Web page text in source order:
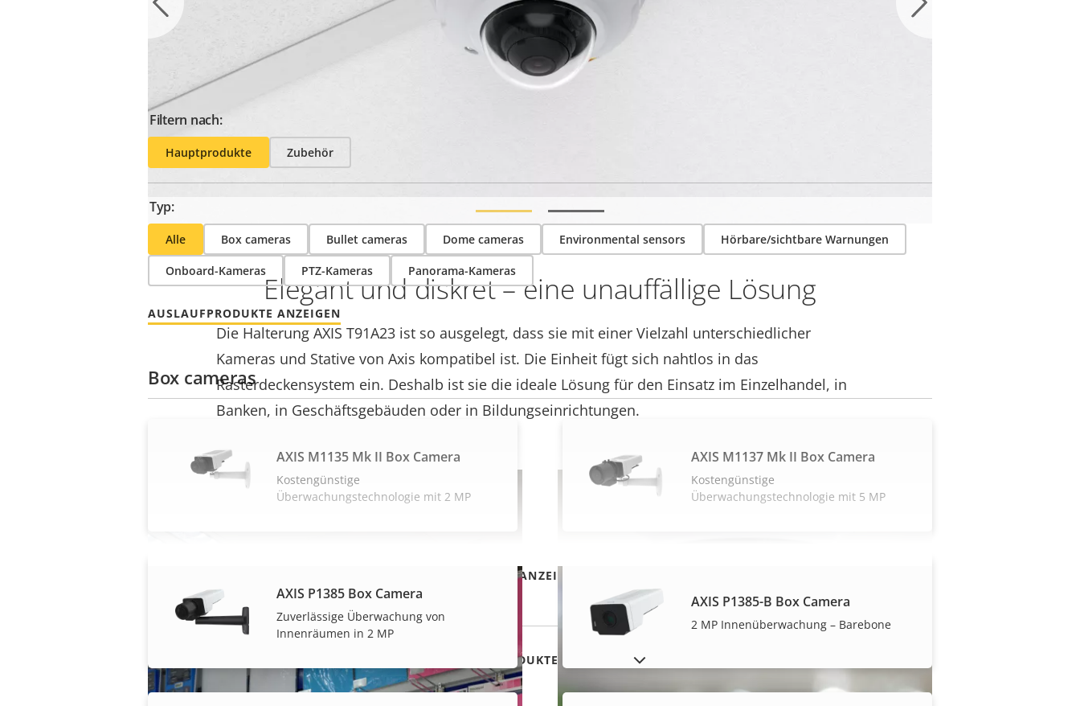
Elegant und diskret – eine unauffällige Lösung
Die Halterung AXIS T91A23 ist so ausgelegt, dass sie mit einer Vielzahl unterschiedlicher
Kameras und Stative von Axis kompatibel ist. Die Einheit fügt sich nahtlos in das
Rasterdeckensystem ein. Deshalb ist sie die ideale Lösung für den Einsatz im Einzelhandel, in
Banken, in Geschäftsgebäuden oder in Bildungseinrichtungen.
Machen Sie das Beste aus Ihrer Lösung. Verwenden Sie den Filter, um kompatible Produkte zu
finden.
Filtern nach:
Hauptprodukte Zubehör
Typ:
Alle Box cameras Bullet cameras Dome cameras Environmental sensors Hörbare/sichtbare Warnungen
Onboard-Kameras PTZ-Kameras Panorama-Kameras
AUSLAUFPRODUKTE ANZEIGEN
MEHR ANZEIGEN
Box cameras
AXIS M1135 Mk II Box Camera
Kostengünstige
Überwachungstechnologie mit 2 MP
AXIS M1137 Mk II Box Camera
Kostengünstige
Überwachungstechnologie mit 5 MP
AXIS P1385 Box Camera
Zuverlässige Überwachung von
Innenräumen in 2 MP
AXIS P1385-B Box Camera
2 MP Innenüberwachung – Barebone
AUSLAUFPRODUKTE ANZEIGEN